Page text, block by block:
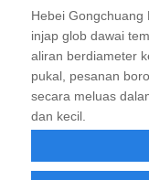
Hebei Gongchuang
injap glob dawai
aliran berdiameter
pukal, pesanan
secara meluas
dan kecil.